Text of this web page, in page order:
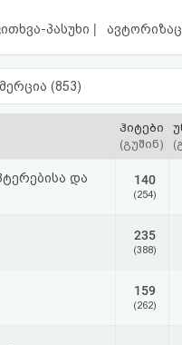
პასუხი |
ელექტრონული კომერცია (853)
ჰიტები
(გუშინ)
და
140
(254)
235
(388)
159
(262)